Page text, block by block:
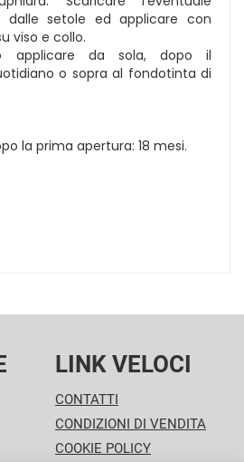
dalle setole ed applicare con
viso e collo.
applicare da sola, dopo il
o sopra al fondotinta di
la prima apertura: 18 mesi.
LINK VELOCI
CONTATTI
CONDIZIONI DI VENDITA
COOKIE POLICY